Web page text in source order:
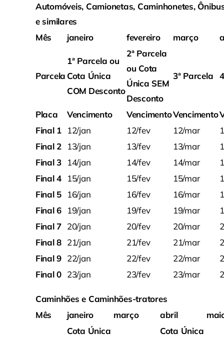
Automóveis, Camionetas, Caminhonetes,
e similares
Mês
janeiro fevereiro março
Parcela
1ª Parcela ou
Cota Única
COM Desconto
2ª Parcela
ou Cota
Única SEM
Desconto
3ª Parcela
Placa Vencimento VencimentoVencimento
Final 1
12/jan 12/fev 12/mar
Final 2
13/jan 13/fev 13/mar
Final 3
14/jan 14/fev 14/mar
Final 4
15/jan 15/fev 15/mar
Final 5
16/jan 16/fev 16/mar
Final 6
19/jan 19/fev 19/mar
Final 7 20/jan 20/fev 20/mar
Final 8 21/jan 21/fev 21/mar
Final 9 22/jan 22/fev 22/mar
Final 0 23/jan 23/fev 23/mar
Caminhões e Caminhões-tratores
Mês
janeiro março abril
Cota Única
Cota Única